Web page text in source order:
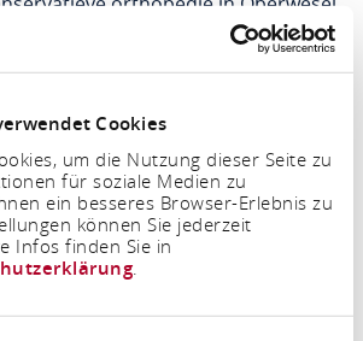
Cookies
um die Nutzung dieser Seite zu
für soziale Medien zu
ein besseres Browser-Erlebnis zu
können Sie jederzeit
Infos finden Sie in